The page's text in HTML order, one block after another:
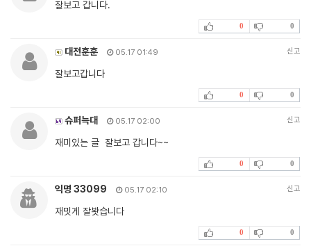
잘보고 갑니다.
0 0
대전훈훈 05.17 01:49 신고
잘보고갑니다
0 0
슈퍼늑대 05.17 02:00 신고
재미있는 글 잘보고 갑니다~~
0 0
익명 33099 05.17 02:10 신고
재밋게 잘봣습니다
0 0